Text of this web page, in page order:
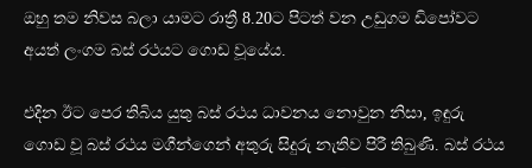
ඔහු තම නිවස බලා යාමට රාත්‍රී 8.20ට පිටත් වන උඩුගම ඩිපෝවට
අයත් ලංගම බස් රථයට ගොඩ වූයේය.
එදින ඊට පෙර තිබිය යුතු බස් රථය ධාවනය නොවුන නිසා, ඉඳුරු
ගොඩ වූ බස් රථය මගීන්ගෙන් අතුරු සිදුරු නැතිව පිරී තිබුණි. බස් රථය